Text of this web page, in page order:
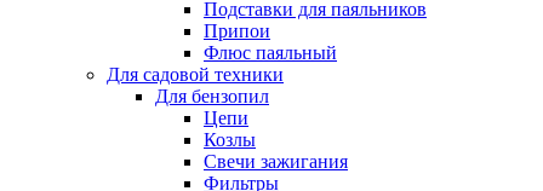
Подставки для паяльников
Припои
Флюс паяльный
Для садовой техники
Для бензопил
Цепи
Козлы
Свечи зажигания
Фильтры